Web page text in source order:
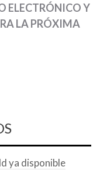
ELECTRÓNICO Y
LA PRÓXIMA
ya disponible